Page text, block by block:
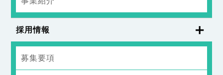
採用情報
募集要項